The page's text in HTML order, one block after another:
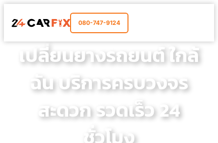
080-747-9124
เปลี่ยนยางรถยนต์ ใกล้
ฉัน บริการครบวงจร
สะดวก รวดเร็ว 24
ชั่วโมง